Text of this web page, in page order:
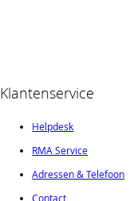
Klantenservice
Helpdesk
RMA Service
Adressen & Telefoon
Contact